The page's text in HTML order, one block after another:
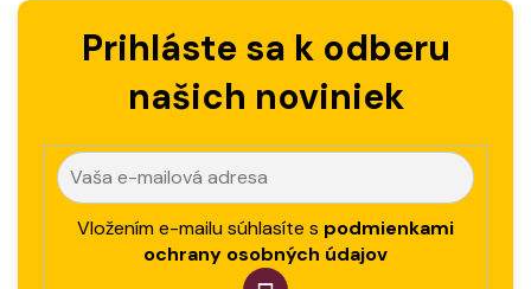
Prihláste sa k odberu
našich noviniek
Vložením e-mailu súhlasíte s podmienkami
ochrany osobných údajov